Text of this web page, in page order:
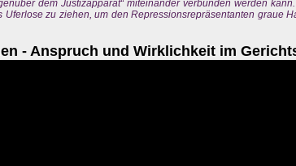
dem Justizapparat“ miteinander verbunden werden
Uferlose zu ziehen, um den Repressionsrepräsentanten graue
- Anspruch und Wirklichkeit im